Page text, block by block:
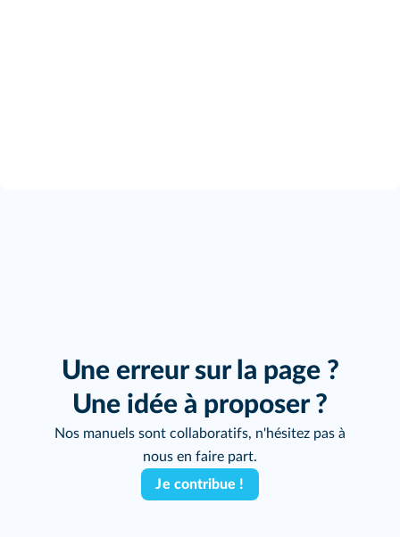
Une erreur sur la page ?
Une idée à proposer ?
Nos manuels sont collaboratifs, n'hésitez pas à
nous en faire part.
Je contribue !